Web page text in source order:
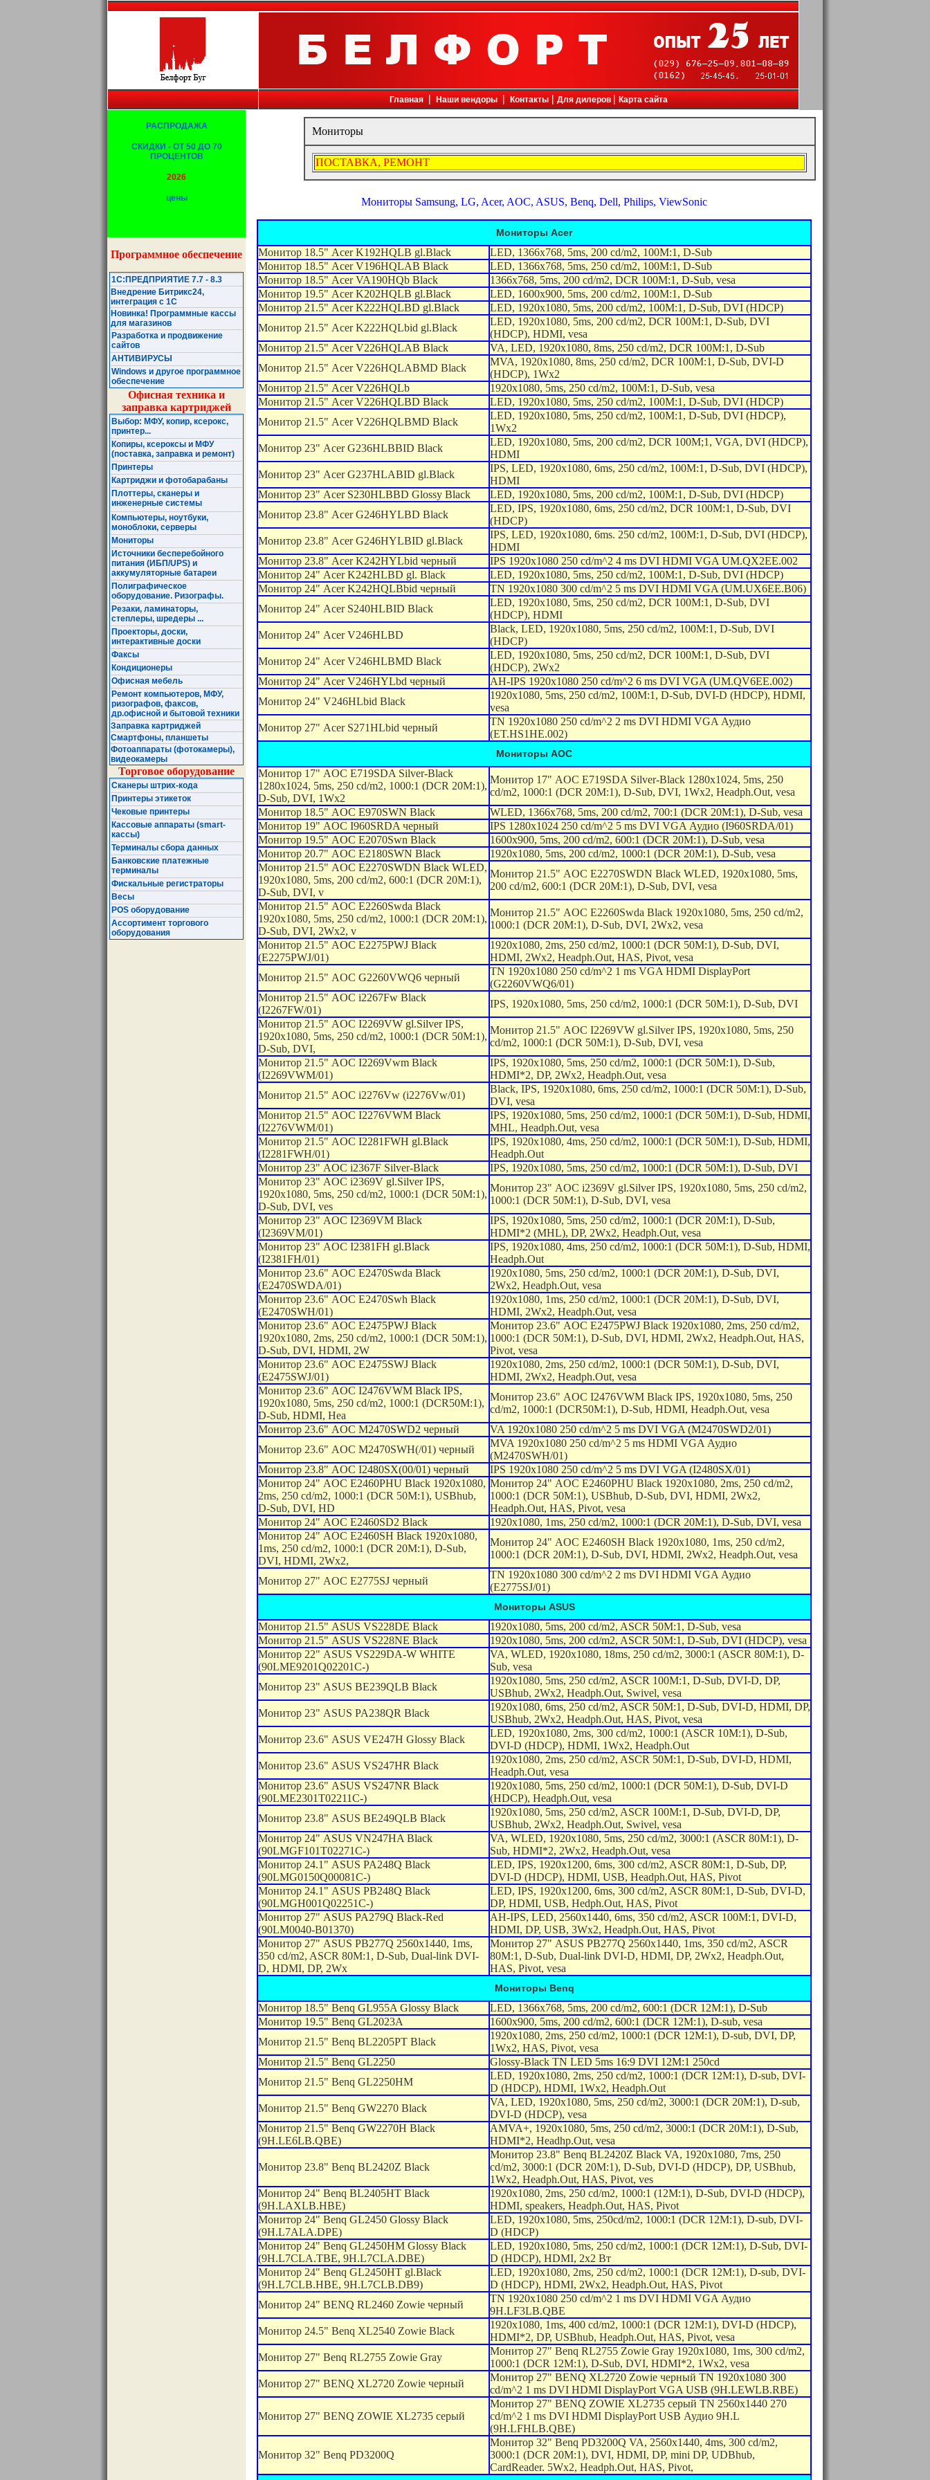
Главная | Наши вендоры |Контакты |Для дилеров|Карта сайта
РАСПРОДАЖА
СКИДКИ - ОТ 50 ДО 70
ПРОЦЕНТОВ
2026
цены
Программное обеспечение
1С:ПРЕДПРИЯТИЕ 7.7 - 8.3
Внедрение Битрикс24,
интеграция с 1С
Новинка! Программные кассы
для магазинов
Разработка и продвижение
сайтов
АНТИВИРУСЫ
Windows и другое программное
обеспечение
Офисная техника и
заправка картриджей
Выбор: МФУ, копир, ксерокс,
принтер...
Копиры, ксероксы и МФУ
(поставка, заправка и ремонт)
Принтеры
Картриджи и фотобарабаны
Плоттеры, сканеры и
инженерные системы
Компьютеры, ноутбуки,
моноблоки, серверы
Мониторы
Источники бесперебойного
питания (ИБП/UPS) и
аккумуляторные батареи
Полиграфическое
оборудование. Ризографы.
Резаки, ламинаторы,
степлеры, шредеры ...
Проекторы, доски,
интерактивные доски
Факсы
Кондиционеры
Офисная мебель
Ремонт компьютеров, МФУ,
ризографов, факсов,
др.офисной и бытовой техники
Заправка картриджей
Смартфоны, планшеты
Фотоаппараты (фотокамеры),
видеокамеры
Торговое оборудование
Сканеры штрих-кода
Принтеры этикеток
Чековые принтеры
Кассовые аппараты (smart-
кассы)
Терминалы сбора данных
Банковские платежные
терминалы
Фискальные регистраторы
Весы
POS оборудование
Ассортимент торгового
оборудования
Мониторы
ПОСТАВКА, РЕМОНТ
Мониторы Samsung, LG, Acer, AOC, ASUS, Benq, Dell, Philips, ViewSonic
Мониторы Acer
Монитор 18.5" Acer K192HQLB gl.Black
LED, 1366x768, 5ms, 200 cd/m2, 100M:1, D-Sub
Монитор 18.5" Acer V196HQLAB Black
LED, 1366x768, 5ms, 250 cd/m2, 100M:1, D-Sub
Монитор 18.5" Acer VA190HQb Black
1366x768, 5ms, 200 cd/m2, DCR 100M:1, D-Sub, vesa
Монитор 19.5" Acer K202HQLB gl.Black
LED, 1600x900, 5ms, 200 cd/m2, 100M:1, D-Sub
Монитор 21.5" Acer K222HQLBD gl.Black
LED, 1920x1080, 5ms, 200 cd/m2, 100M:1, D-Sub, DVI (HDCP)
Монитор 21.5" Acer K222HQLbid gl.Black
LED, 1920x1080, 5ms, 200 cd/m2, DCR 100M:1, D-Sub, DVI
(HDCP), HDMI, vesa
Монитор 21.5" Acer V226HQLAB Black
VA, LED, 1920x1080, 8ms, 250 cd/m2, DCR 100M:1, D-Sub
Монитор 21.5" Acer V226HQLABMD Black
MVA, 1920x1080, 8ms, 250 cd/m2, DCR 100M:1, D-Sub, DVI-D
(HDCP), 1Wx2
Монитор 21.5" Acer V226HQLb
1920x1080, 5ms, 250 cd/m2, 100M:1, D-Sub, vesa
Монитор 21.5" Acer V226HQLBD Black
LED, 1920x1080, 5ms, 250 cd/m2, 100M:1, D-Sub, DVI (HDCP)
Монитор 21.5" Acer V226HQLBMD Black
LED, 1920x1080, 5ms, 250 cd/m2, 100M:1, D-Sub, DVI (HDCP),
1Wx2
Монитор 23" Acer G236HLBBID Black
LED, 1920x1080, 5ms, 200 cd/m2, DCR 100M;1, VGA, DVI (HDCP),
HDMI
Монитор 23" Acer G237HLABID gl.Black
IPS, LED, 1920x1080, 6ms, 250 cd/m2, 100M:1, D-Sub, DVI (HDCP),
HDMI
Монитор 23" Acer S230HLBBD Glossy Black
LED, 1920x1080, 5ms, 200 cd/m2, 100M:1, D-Sub, DVI (HDCP)
Монитор 23.8" Acer G246HYLBD Black
LED, IPS, 1920x1080, 6ms, 250 cd/m2, DCR 100M:1, D-Sub, DVI
(HDCP)
Монитор 23.8" Acer G246HYLBID gl.Black
IPS, LED, 1920x1080, 6ms. 250 cd/m2, 100M:1, D-Sub, DVI (HDCP),
HDMI
Монитор 23.8" Acer K242HYLbid черный
IPS 1920x1080 250 cd/m^2 4 ms DVI HDMI VGA UM.QX2EE.002
Монитор 24" Acer K242HLBD gl. Black
LED, 1920x1080, 5ms, 250 cd/m2, 100M:1, D-Sub, DVI (HDCP)
Монитор 24" Acer K242HQLBbid черный
TN 1920x1080 300 cd/m^2 5 ms DVI HDMI VGA (UM.UX6EE.B06)
Монитор 24" Acer S240HLBID Black
LED, 1920x1080, 5ms, 250 cd/m2, DCR 100M:1, D-Sub, DVI
(HDCP), HDMI
Монитор 24" Acer V246HLBD
Black, LED, 1920x1080, 5ms, 250 cd/m2, 100M:1, D-Sub, DVI
(HDCP)
Монитор 24" Acer V246HLBMD Black
LED, 1920x1080, 5ms, 250 cd/m2, DCR 100M:1, D-Sub, DVI
(HDCP), 2Wx2
Монитор 24" Acer V246HYLbd черный
AН-IPS 1920x1080 250 cd/m^2 6 ms DVI VGA (UM.QV6EE.002)
Монитор 24" V246HLbid Black
1920x1080, 5ms, 250 cd/m2, 100M:1, D-Sub, DVI-D (HDCP), HDMI,
vesa
Монитор 27" Acer S271HLbid черный
TN 1920x1080 250 cd/m^2 2 ms DVI HDMI VGA Аудио
(ET.HS1HE.002)
Мониторы AOC
Монитор 17" AOC E719SDA Silver-Black
1280x1024, 5ms, 250 cd/m2, 1000:1 (DCR 20M:1),
D-Sub, DVI, 1Wx2
Монитор 17" AOC E719SDA Silver-Black 1280x1024, 5ms, 250
cd/m2, 1000:1 (DCR 20M:1), D-Sub, DVI, 1Wx2, Headph.Out, vesa
Монитор 18.5" AOC E970SWN Black
WLED, 1366x768, 5ms, 200 cd/m2, 700:1 (DCR 20M:1), D-Sub, vesa
Монитор 19" AOC I960SRDA черный
IPS 1280x1024 250 cd/m^2 5 ms DVI VGA Аудио (I960SRDA/01)
Монитор 19.5" AOC E2070Swn Black
1600x900, 5ms, 200 cd/m2, 600:1 (DCR 20M:1), D-Sub, vesa
Монитор 20.7" AOC E2180SWN Black
1920x1080, 5ms, 200 cd/m2, 1000:1 (DCR 20M:1), D-Sub, vesa
Монитор 21.5" AOC E2270SWDN Black WLED,
1920x1080, 5ms, 200 cd/m2, 600:1 (DCR 20M:1),
D-Sub, DVI, v
Монитор 21.5" AOC E2270SWDN Black WLED, 1920x1080, 5ms,
200 cd/m2, 600:1 (DCR 20M:1), D-Sub, DVI, vesa
Монитор 21.5" AOC E2260Swda Black
1920x1080, 5ms, 250 cd/m2, 1000:1 (DCR 20M:1),
D-Sub, DVI, 2Wx2, v
Монитор 21.5" AOC E2260Swda Black 1920x1080, 5ms, 250 cd/m2,
1000:1 (DCR 20M:1), D-Sub, DVI, 2Wx2, vesa
Монитор 21.5" AOC E2275PWJ Black
(E2275PWJ/01)
1920x1080, 2ms, 250 cd/m2, 1000:1 (DCR 50M:1), D-Sub, DVI,
HDMI, 2Wx2, Headph.Out, HAS, Pivot, vesa
Монитор 21.5" AOC G2260VWQ6 черный
TN 1920x1080 250 cd/m^2 1 ms VGA HDMI DisplayPort
(G2260VWQ6/01)
Монитор 21.5" AOC i2267Fw Black
(I2267FW/01)
IPS, 1920x1080, 5ms, 250 cd/m2, 1000:1 (DCR 50M:1), D-Sub, DVI
Монитор 21.5" AOC I2269VW gl.Silver IPS,
1920x1080, 5ms, 250 cd/m2, 1000:1 (DCR 50M:1),
D-Sub, DVI,
Монитор 21.5" AOC I2269VW gl.Silver IPS, 1920x1080, 5ms, 250
cd/m2, 1000:1 (DCR 50M:1), D-Sub, DVI, vesa
Монитор 21.5" AOC I2269Vwm Black
(I2269VWM/01)
IPS, 1920x1080, 5ms, 250 cd/m2, 1000:1 (DCR 50M:1), D-Sub,
HDMI*2, DP, 2Wx2, Headph.Out, vesa
Монитор 21.5" AOC i2276Vw (i2276Vw/01)
Black, IPS, 1920x1080, 6ms, 250 cd/m2, 1000:1 (DCR 50M:1), D-Sub,
DVI, vesa
Монитор 21.5" AOC I2276VWM Black
(I2276VWM/01)
IPS, 1920x1080, 5ms, 250 cd/m2, 1000:1 (DCR 50M:1), D-Sub, HDMI,
MHL, Headph.Out, vesa
Монитор 21.5" AOC I2281FWH gl.Black
(I2281FWH/01)
IPS, 1920x1080, 4ms, 250 cd/m2, 1000:1 (DCR 50M:1), D-Sub, HDMI,
Headph.Out
Монитор 23" AOC i2367F Silver-Black
IPS, 1920x1080, 5ms, 250 cd/m2, 1000:1 (DCR 50M:1), D-Sub, DVI
Монитор 23" AOC i2369V gl.Silver IPS,
1920x1080, 5ms, 250 cd/m2, 1000:1 (DCR 50M:1),
D-Sub, DVI, ves
Монитор 23" AOC i2369V gl.Silver IPS, 1920x1080, 5ms, 250 cd/m2,
1000:1 (DCR 50M:1), D-Sub, DVI, vesa
Монитор 23" AOC I2369VM Black
(I2369VM/01)
IPS, 1920x1080, 5ms, 250 cd/m2, 1000:1 (DCR 20M:1), D-Sub,
HDMI*2 (MHL), DP, 2Wx2, Headph.Out, vesa
Монитор 23" AOC I2381FH gl.Black
(I2381FH/01)
IPS, 1920x1080, 4ms, 250 cd/m2, 1000:1 (DCR 50M:1), D-Sub, HDMI,
Headph.Out
Монитор 23.6" AOC E2470Swda Black
(E2470SWDA/01)
1920x1080, 5ms, 250 cd/m2, 1000:1 (DCR 20M:1), D-Sub, DVI,
2Wx2, Headph.Out, vesa
Монитор 23.6" AOC E2470Swh Black
(E2470SWH/01)
1920x1080, 1ms, 250 cd/m2, 1000:1 (DCR 20M:1), D-Sub, DVI,
HDMI, 2Wx2, Headph.Out, vesa
Монитор 23.6" AOC E2475PWJ Black
1920x1080, 2ms, 250 cd/m2, 1000:1 (DCR 50M:1),
D-Sub, DVI, HDMI, 2W
Монитор 23.6" AOC E2475PWJ Black 1920x1080, 2ms, 250 cd/m2,
1000:1 (DCR 50M:1), D-Sub, DVI, HDMI, 2Wx2, Headph.Out, HAS,
Pivot, vesa
Монитор 23.6" AOC E2475SWJ Black
(E2475SWJ/01)
1920x1080, 2ms, 250 cd/m2, 1000:1 (DCR 50M:1), D-Sub, DVI,
HDMI, 2Wx2, Headph.Out, vesa
Монитор 23.6" AOC I2476VWM Black IPS,
1920x1080, 5ms, 250 cd/m2, 1000:1 (DCR50M:1),
D-Sub, HDMI, Hea
Монитор 23.6" AOC I2476VWM Black IPS, 1920x1080, 5ms, 250
cd/m2, 1000:1 (DCR50M:1), D-Sub, HDMI, Headph.Out, vesa
Монитор 23.6" AOC M2470SWD2 черный
VA 1920x1080 250 cd/m^2 5 ms DVI VGA (M2470SWD2/01)
Монитор 23.6" AOC M2470SWH(/01) черный
MVA 1920x1080 250 cd/m^2 5 ms HDMI VGA Аудио
(M2470SWH/01)
Монитор 23.8" AOC I2480SX(00/01) черный
IPS 1920x1080 250 cd/m^2 5 ms DVI VGA (I2480SX/01)
Монитор 24" AOC E2460PHU Black 1920x1080,
2ms, 250 cd/m2, 1000:1 (DCR 50M:1), USBhub,
D-Sub, DVI, HD
Монитор 24" AOC E2460PHU Black 1920x1080, 2ms, 250 cd/m2,
1000:1 (DCR 50M:1), USBhub, D-Sub, DVI, HDMI, 2Wx2,
Headph.Out, HAS, Pivot, vesa
Монитор 24" AOC E2460SD2 Black
1920x1080, 1ms, 250 cd/m2, 1000:1 (DCR 20M:1), D-Sub, DVI, vesa
Монитор 24" AOC E2460SH Black 1920x1080,
1ms, 250 cd/m2, 1000:1 (DCR 20M:1), D-Sub,
DVI, HDMI, 2Wx2,
Монитор 24" AOC E2460SH Black 1920x1080, 1ms, 250 cd/m2,
1000:1 (DCR 20M:1), D-Sub, DVI, HDMI, 2Wx2, Headph.Out, vesa
Монитор 27" AOC E2775SJ черный
TN 1920x1080 300 cd/m^2 2 ms DVI HDMI VGA Аудио
(E2775SJ/01)
Мониторы ASUS
Монитор 21.5" ASUS VS228DE Black
1920x1080, 5ms, 200 cd/m2, ASCR 50M:1, D-Sub, vesa
Монитор 21.5" ASUS VS228NE Black
1920x1080, 5ms, 200 cd/m2, ASCR 50M:1, D-Sub, DVI (HDCP), vesa
Монитор 22" ASUS VS229DA-W WHITE
(90LME9201Q02201C-)
VA, WLED, 1920x1080, 18ms, 250 cd/m2, 3000:1 (ASCR 80M:1), D-
Sub, vesa
Монитор 23" ASUS BE239QLB Black
1920x1080, 5ms, 250 cd/m2, ASCR 100M:1, D-Sub, DVI-D, DP,
USBhub, 2Wx2, Headph.Out, Swivel, vesa
Монитор 23" ASUS PA238QR Black
1920x1080, 6ms, 250 cd/m2, ASCR 50M:1, D-Sub, DVI-D, HDMI, DP,
USBhub, 2Wx2, Headph.Out, HAS, Pivot, vesa
Монитор 23.6" ASUS VE247H Glossy Black
LED, 1920x1080, 2ms, 300 cd/m2, 1000:1 (ASCR 10M:1), D-Sub,
DVI-D (HDCP), HDMI, 1Wx2, Headph.Out
Монитор 23.6" ASUS VS247HR Black
1920x1080, 2ms, 250 cd/m2, ASCR 50M:1, D-Sub, DVI-D, HDMI,
Headph.Out, vesa
Монитор 23.6" ASUS VS247NR Black
(90LME2301T02211C-)
1920x1080, 5ms, 250 cd/m2, 1000:1 (DCR 50M:1), D-Sub, DVI-D
(HDCP), Headph.Out, vesa
Монитор 23.8" ASUS BE249QLB Black
1920x1080, 5ms, 250 cd/m2, ASCR 100M:1, D-Sub, DVI-D, DP,
USBhub, 2Wx2, Headph.Out, Swivel, vesa
Монитор 24" ASUS VN247HA Black
(90LMGF101T02271C-)
VA, WLED, 1920x1080, 5ms, 250 cd/m2, 3000:1 (ASCR 80M:1), D-
Sub, HDMI*2, 2Wx2, Headph.Out, vesa
Монитор 24.1" ASUS PA248Q Black
(90LMG0150Q00081C-)
LED, IPS, 1920x1200, 6ms, 300 cd/m2, ASCR 80M:1, D-Sub, DP,
DVI-D (HDCP), HDMI, USB, Headph.Out, HAS, Pivot
Монитор 24.1" ASUS PB248Q Black
(90LMGH001Q02251C-)
LED, IPS, 1920x1200, 6ms, 300 cd/m2, ASCR 80M:1, D-Sub, DVI-D,
DP, HDMI, USB, Hedph.Out, HAS, Pivot
Монитор 27" ASUS PA279Q Black-Red
(90LM0040-B01370)
AH-IPS, LED, 2560x1440, 6ms, 350 cd/m2, ASCR 100M:1, DVI-D,
HDMI, DP, USB, 3Wx2, Headph.Out, HAS, Pivot
Монитор 27" ASUS PB277Q 2560x1440, 1ms,
350 cd/m2, ASCR 80M:1, D-Sub, Dual-link DVI-
D, HDMI, DP, 2Wx
Монитор 27" ASUS PB277Q 2560x1440, 1ms, 350 cd/m2, ASCR
80M:1, D-Sub, Dual-link DVI-D, HDMI, DP, 2Wx2, Headph.Out,
HAS, Pivot, vesa
Мониторы Benq
Монитор 18.5" Benq GL955A Glossy Black
LED, 1366x768, 5ms, 200 cd/m2, 600:1 (DCR 12M:1), D-Sub
Монитор 19.5" Benq GL2023A
1600x900, 5ms, 200 cd/m2, 600:1 (DCR 12M:1), D-sub, vesa
Монитор 21.5" Benq BL2205PT Black
1920x1080, 2ms, 250 cd/m2, 1000:1 (DCR 12M:1), D-sub, DVI, DP,
1Wx2, HAS, Pivot, vesa
Монитор 21.5" Benq GL2250
Glossy-Black TN LED 5ms 16:9 DVI 12M:1 250cd
Монитор 21.5" Benq GL2250HM
LED, 1920x1080, 2ms, 250 cd/m2, 1000:1 (DCR 12M:1), D-sub, DVI-
D (HDCP), HDMI, 1Wx2, Headph.Out
Монитор 21.5" Benq GW2270 Black
VA, LED, 1920x1080, 5ms, 250 cd/m2, 3000:1 (DCR 20M:1), D-sub,
DVI-D (HDCP), vesa
Монитор 21.5" Benq GW2270H Black
(9H.LE6LB.QBE)
AMVA+, 1920x1080, 5ms, 250 cd/m2, 3000:1 (DCR 20M:1), D-Sub,
HDMI*2, Headhp.Out, vesa
Монитор 23.8" Benq BL2420Z Black
Монитор 23.8" Benq BL2420Z Black VA, 1920x1080, 7ms, 250
cd/m2, 3000:1 (DCR 20M:1), D-Sub, DVI-D (HDCP), DP, USBhub,
1Wx2, Headph.Out, HAS, Pivot, ves
Монитор 24" Benq BL2405HT Black
(9H.LAXLB.HBE)
1920x1080, 2ms, 250 cd/m2, 1000:1 (12M:1), D-Sub, DVI-D (HDCP),
HDMI, speakers, Headph.Out, HAS, Pivot
Монитор 24" Benq GL2450 Glossy Black
(9H.L7ALA.DPE)
LED, 1920x1080, 5ms, 250cd/m2, 1000:1 (DCR 12M:1), D-sub, DVI-
D (HDCP)
Монитор 24" Benq GL2450HM Glossy Black
(9H.L7CLA.TBE, 9H.L7CLA.DBE)
LED, 1920x1080, 5ms, 250 cd/m2, 1000:1 (DCR 12M:1), D-Sub, DVI-
D (HDCP), HDMI, 2x2 Вт
Монитор 24" Benq GL2450HT gl.Black
(9H.L7CLB.HBE, 9H.L7CLB.DB9)
LED, 1920x1080, 2ms, 250 cd/m2, 1000:1 (DCR 12M:1), D-sub, DVI-
D (HDCP), HDMI, 2Wx2, Headph.Out, HAS, Pivot
Монитор 24" BENQ RL2460 Zowie черный
TN 1920x1080 250 cd/m^2 1 ms DVI HDMI VGA Аудио
9H.LF3LB.QBE
Монитор 24.5" Benq XL2540 Zowie Black
1920x1080, 1ms, 400 cd/m2, 1000:1 (DCR 12M:1), DVI-D (HDCP),
HDMI*2, DP, USBhub, Headph.Out, HAS, Pivot, vesa
Монитор 27" Benq RL2755 Zowie Gray
Монитор 27" Benq RL2755 Zowie Gray 1920x1080, 1ms, 300 cd/m2,
1000:1 (DCR 12M:1), D-Sub, DVI, HDMI*2, 1Wx2, vesa
Монитор 27" BENQ XL2720 Zowie черный
Монитор 27" BENQ XL2720 Zowie черный TN 1920x1080 300
cd/m^2 1 ms DVI HDMI DisplayPort VGA USB (9H.LEWLB.RBE)
Монитор 27" BENQ ZOWIE XL2735 cерый
Монитор 27" BENQ ZOWIE XL2735 cерый TN 2560x1440 270
cd/m^2 1 ms DVI HDMI DisplayPort USB Аудио 9H.L
(9H.LFHLB.QBE)
Монитор 32" Benq PD3200Q
Монитор 32" Benq PD3200Q VA, 2560x1440, 4ms, 300 cd/m2,
3000:1 (DCR 20M:1), DVI, HDMI, DP, mini DP, UDBhub,
CardReader. 5Wx2, Headph.Out, HAS, Pivot,